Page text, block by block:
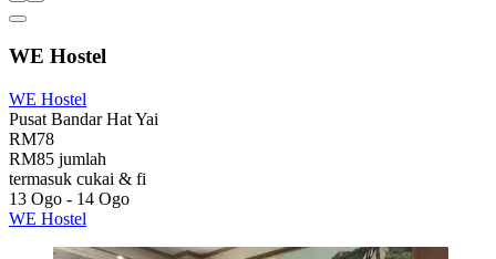
WE Hostel
WE Hostel
Pusat Bandar Hat Yai
RM78
RM85 jumlah
termasuk cukai & fi
13 Ogo - 14 Ogo
WE Hostel